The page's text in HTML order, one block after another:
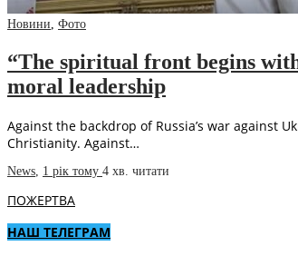
Новини, Фото
“The spiritual front begins
moral leadership
Against the backdrop of Russia’s war against
Christianity. Against…
News, 1 рік тому 4 хв. читати
ПОЖЕРТВА
НАШ ТЕЛЕГРАМ